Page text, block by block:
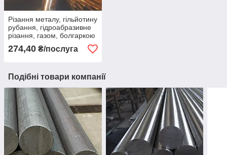
Різання металу, гільйотину
рубання, гідроабразивне
різання, газом, болгаркою
274,40 ₴/послуга
Подібні товари компанії